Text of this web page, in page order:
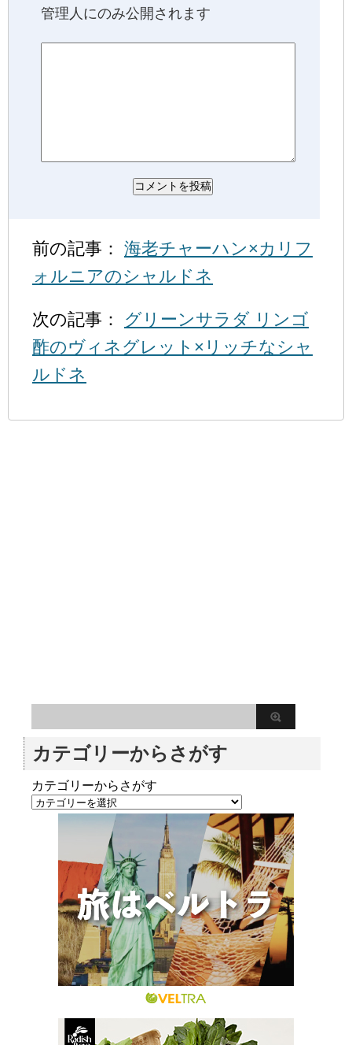
管理人にのみ公開されます
前の記事： 海老チャーハン×カリフ
ォルニアのシャルドネ
次の記事： グリーンサラダ リンゴ
酢のヴィネグレット×リッチなシャ
ルドネ
カテゴリーからさがす
カテゴリーからさがす